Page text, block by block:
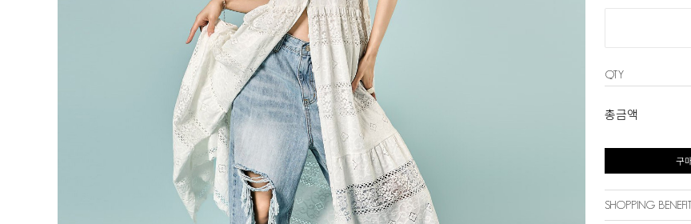
QTY
총금액
구
SHOPPING BENEFIT